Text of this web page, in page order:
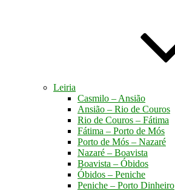
Leiria
Casmilo – Ansião
Ansião – Rio de Couros
Rio de Couros – Fátima
Fátima – Porto de Mós
Porto de Mós – Nazaré
Nazaré – Boavista
Boavista – Óbidos
Óbidos – Peniche
Peniche – Porto Dinheiro